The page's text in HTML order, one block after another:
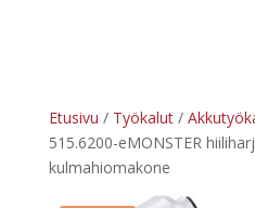
Etusivu / Työkalut/
515.6200-eMONSTER
kulmahiomakone